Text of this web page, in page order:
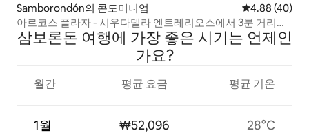
Samborondón의 콘도미니엄 평점 4.88점(5
4.88 (40)
아르코스 플라자 - 시우다델라 엔트레리오스에서 3분 거리에
위치한 스위트룸
삼보론돈 여행에 가장 좋은 시기는 언제인
가요?
월간
1월
평균 요금
₩52,096
평균 기온
28°C